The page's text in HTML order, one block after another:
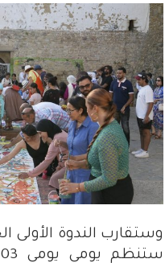
وستقارب الندوة الأولى